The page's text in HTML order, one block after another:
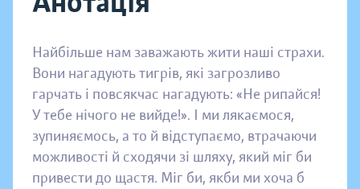
Найбільше нам заважають жити наші страхи.
Вони нагадують тигрів, які загрозливо
гарчать і повсякчас нагадують: «Не рипайся!
У тебе нічого не вийде!». І ми лякаємося,
зупиняємось, а то й відступаємо, втрачаючи
можливості й сходячи зі шляху, який міг би
привести до щастя. Міг би, якби ми хоча б